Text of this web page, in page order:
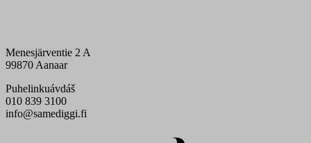
Menesjärventie 2 A
99870 Aanaar
Puhelinkuávdáš
010 839 3100
info@samediggi.fi